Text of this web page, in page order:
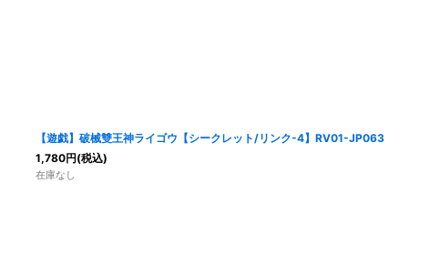
【遊戯】破械雙王神ライゴウ【シークレット/リンク-4】RV01-JP063
1,780円(税込)
在庫なし